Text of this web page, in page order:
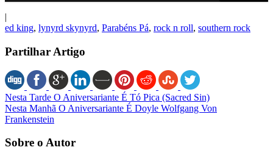
|
ed king, lynyrd skynyrd, Parabéns Pá, rock n roll, southern rock
Partilhar Artigo
Nesta Tarde O Aniversariante É Tó Pica (Sacred Sin)
Nesta Manhã O Aniversariante É Doyle Wolfgang Von
Frankenstein
Sobre o Autor